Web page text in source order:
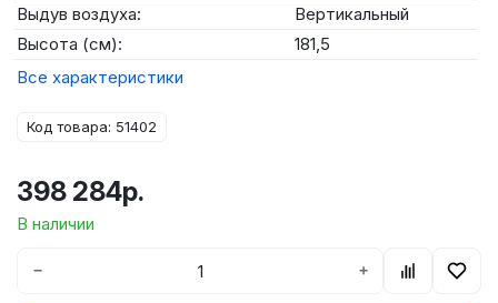
Выдув воздуха:
Вертикальный
Высота (см):
181,5
Все характеристики
Код товара: 51402
398 284р.
В наличии
− +